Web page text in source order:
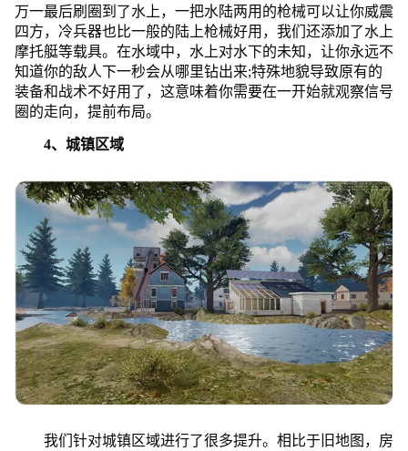
万一最后刷圈到了水上，一把水陆两用的枪械可以让你威震
四方，冷兵器也比一般的陆上枪械好用，我们还添加了水上
摩托艇等载具。在水域中，水上对水下的未知，让你永远不
知道你的敌人下一秒会从哪里钻出来;特殊地貌导致原有的
装备和战术不好用了，这意味着你需要在一开始就观察信号
圈的走向，提前布局。
4、城镇区域
我们针对城镇区域进行了很多提升。相比于旧地图，房